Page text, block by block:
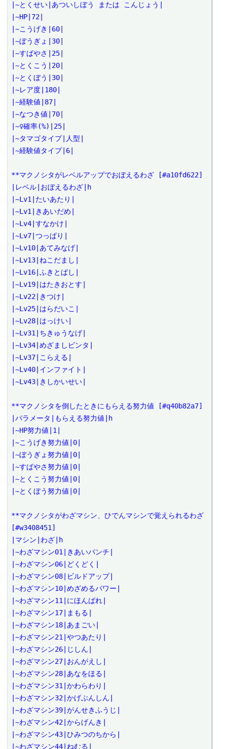
|~とくせい|あついしぼう または こんじょう|
|~HP|72|
|~こうげき|60|
|~ぼうぎょ|30|
|~すばやさ|25|
|~とくこう|20|
|~とくぼう|30|
|~レア度|180|
|~経験値|87|
|~なつき値|70|
|~♀確率(%)|25|
|~タマゴタイプ|人型|
|~経験値タイプ|6|
**マクノシタがレベルアップでおぼえるわざ [#a10fd622]
|レベル|おぼえるわざ|h
|~Lv1|たいあたり|
|~Lv1|きあいだめ|
|~Lv4|すなかけ|
|~Lv7|つっぱり|
|~Lv10|あてみなげ|
|~Lv13|ねこだまし|
|~Lv16|ふきとばし|
|~Lv19|はたきおとす|
|~Lv22|きつけ|
|~Lv25|はらだいこ|
|~Lv28|はっけい|
|~Lv31|ちきゅうなげ|
|~Lv34|めざましビンタ|
|~Lv37|こらえる|
|~Lv40|インファイト|
|~Lv43|きしかいせい|
**マクノシタを倒したときにもらえる努力値 [#q40b82a7]
|パラメータ|もらえる努力値|h
|~HP努力値|1|
|~こうげき努力値|0|
|~ぼうぎょ努力値|0|
|~すばやさ努力値|0|
|~とくこう努力値|0|
|~とくぼう努力値|0|
**マクノシタがわざマシン、ひでんマシンで覚えられるわざ
[#w3408451]
|マシン|わざ|h
|~わざマシン01|きあいパンチ|
|~わざマシン06|どくどく|
|~わざマシン08|ビルドアップ|
|~わざマシン10|めざめるパワー|
|~わざマシン11|にほんばれ|
|~わざマシン17|まもる|
|~わざマシン18|あまごい|
|~わざマシン21|やつあたり|
|~わざマシン26|じしん|
|~わざマシン27|おんがえし|
|~わざマシン28|あなをほる|
|~わざマシン31|かわらわり|
|~わざマシン32|かげぶんしん|
|~わざマシン39|がんせきふうじ|
|~わざマシン42|からげんき|
|~わざマシン43|ひみつのちから|
|~わざマシン44|ねむる|